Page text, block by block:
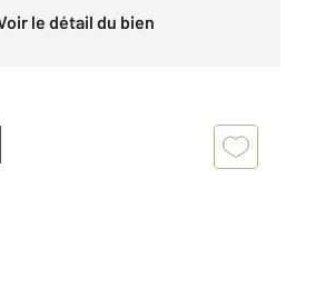
Voir le détail du bien